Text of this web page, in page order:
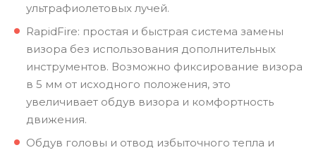
ультрафиолетовых лучей.
RapidFire: простая и быстрая система замены
визора без использования дополнительных
инструментов. Возможно фиксирование визора
в 5 мм от исходного положения, это
увеличивает обдув визора и комфортность
движения.
Обдув головы и отвод избыточного тепла и